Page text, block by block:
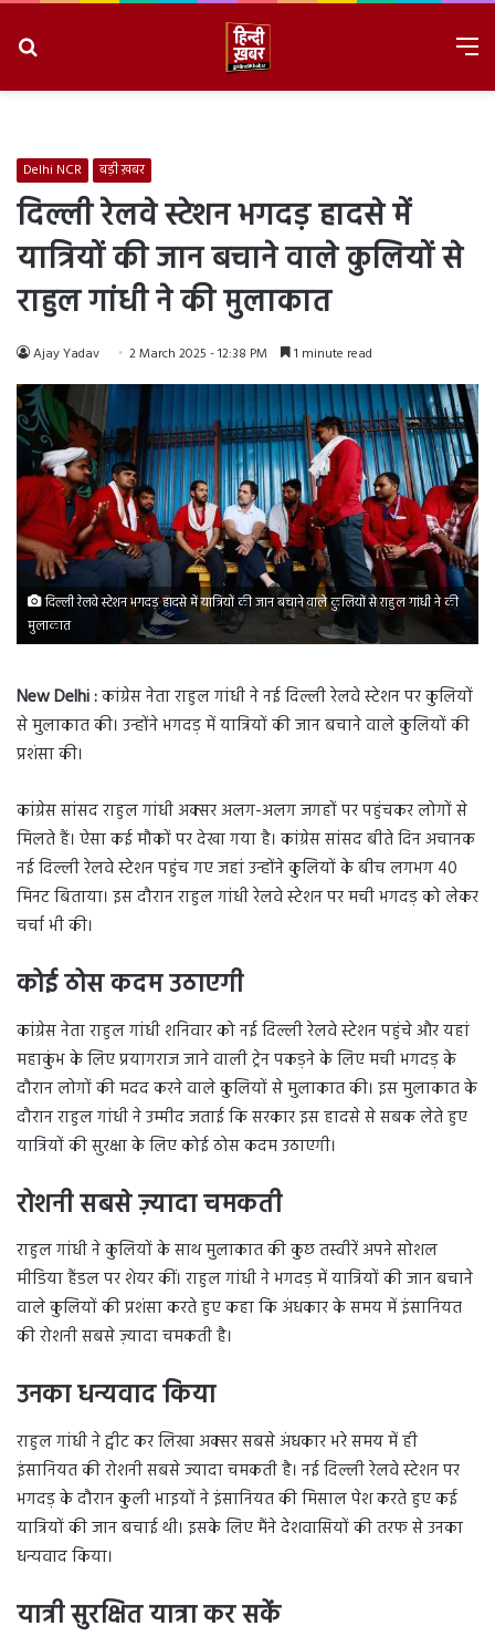
Delhi NCR बड़ी ख़बर
दिल्ली रेलवे स्टेशन भगदड़ हादसे में
यात्रियों की जान बचाने वाले कुलियों से
राहुल गांधी ने की मुलाकात
Ajay Yadav 2 March 2025 - 12:38 PM 1 minute read
दिल्ली रेलवे स्टेशन भगदड़ हादसे में यात्रियों की जान बचाने वाले कुलियों से राहुल गांधी ने की
मुलाकात
New Delhi :कांग्रेस नेता राहुल गांधी ने नई दिल्ली रेलवे स्टेशन पर कुलियों
से मुलाकात की। उन्होंने भगदड़ में यात्रियों की जान बचाने वाले कुलियों की
प्रशंसा की।
कांग्रेस सांसद राहुल गांधी अक्सर अलग-अलग जगहों पर पहुंचकर लोगों से
मिलते हैं। ऐसा कई मौकों पर देखा गया है। कांग्रेस सांसद बीते दिन अचानक
नई दिल्ली रेलवे स्टेशन पहुंच गए जहां उन्होंने कुलियों के बीच लगभग 40
मिनट बिताया। इस दौरान राहुल गांधी रेलवे स्टेशन पर मची भगदड़ को लेकर
चर्चा भी की।
कोई ठोस कदम उठाएगी
कांग्रेस नेता राहुल गांधी शनिवार को नई दिल्ली रेलवे स्टेशन पहुंचे और यहां
महाकुंभ के लिए प्रयागराज जाने वाली ट्रेन पकड़ने के लिए मची भगदड़ के
दौरान लोगों की मदद करने वाले कुलियों से मुलाकात की। इस मुलाकात के
दौरान राहुल गांधी ने उम्मीद जताई कि सरकार इस हादसे से सबक लेते हुए
यात्रियों की सुरक्षा के लिए कोई ठोस कदम उठाएगी।
रोशनी सबसे ज़्यादा चमकती
राहुल गांधी ने कुलियों के साथ मुलाकात की कुछ तस्वीरें अपने सोशल
मीडिया हैंडल पर शेयर कीं। राहुल गांधी ने भगदड़ में यात्रियों की जान बचाने
वाले कुलियों की प्रशंसा करते हुए कहा कि अंधकार के समय में इंसानियत
की रोशनी सबसे ज़्यादा चमकती है।
उनका धन्यवाद किया
राहुल गांधी ने ट्वीट कर लिखा अक्सर सबसे अंधकार भरे समय में ही
इंसानियत की रोशनी सबसे ज्यादा चमकती है। नई दिल्ली रेलवे स्टेशन पर
भगदड़ के दौरान कुली भाइयों ने इंसानियत की मिसाल पेश करते हुए कई
यात्रियों की जान बचाई थी। इसके लिए मैंने देशवासियों की तरफ से उनका
धन्यवाद किया।
यात्री सुरक्षित यात्रा कर सकें